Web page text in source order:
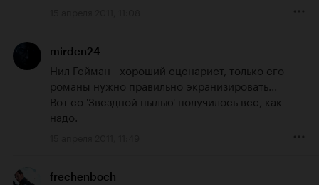
mirden24
Нил Гейман - хороший сценарист, только его
романы нужно правильно экранизировать...
Вот со 'Звёздной пылью' получилось всё, как
надо.
frechenboch